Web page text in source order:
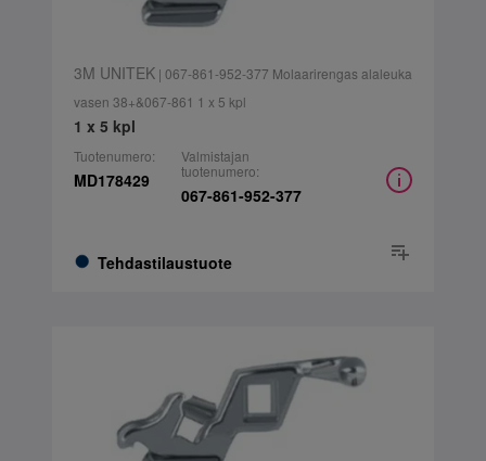
3M UNITEK| 067-861-952-377 Molaarirengas alaleuka
vasen 38+&067-861 1 x 5 kpl
1 x 5 kpl
Tuotenumero:
MD178429
Tehdastilaustuote
Valmistajan
tuotenumero:
067-861-952-377